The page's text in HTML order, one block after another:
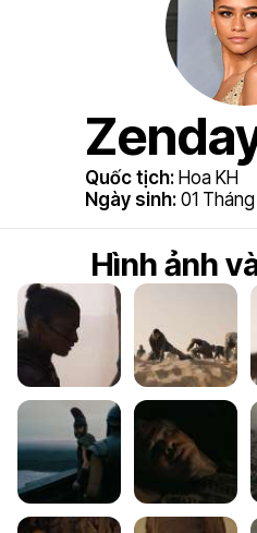
Quốc tịch: Hoa KH
Ngày sinh: 01
Hình ảnh